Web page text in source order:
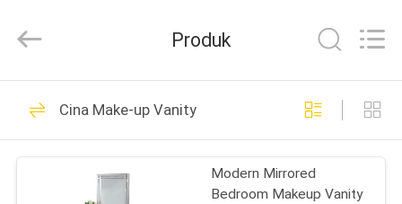
RUMAH
PRODUK
Furniture
Rights
Furnitur Ruang
Tamu
61
Produk
Cina Make-up Vanity
Modern Mirrored
Bedroom Makeup Vanity